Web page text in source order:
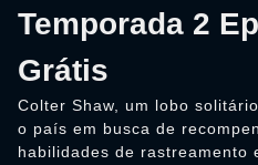
Temporada 2
Grátis
Colter Shaw, um lobo
o país em busca de
habilidades de rastreamento